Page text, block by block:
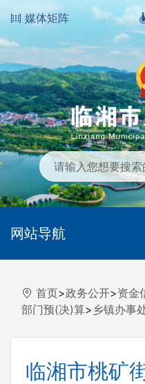
媒体矩阵
网站导航
首页>政务公开>资金
部门预(决)算> 乡镇办事
临湘市桃矿